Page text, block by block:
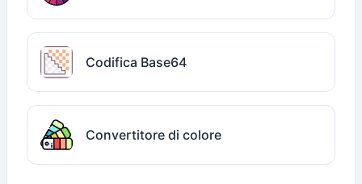
Codifica Base64
Convertitore di colore